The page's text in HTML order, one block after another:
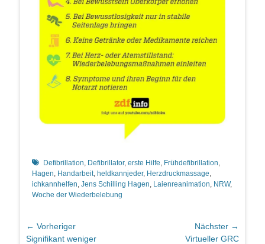
Schlagworte
Defibrillation, Defibrillator, erste Hilfe, Frühdefibrillation,
Hagen, Handarbeit, heldkannjeder, Herzdruckmassage,
ichkannhelfen, Jens Schilling Hagen, Laienreanimation, NRW,
Woche der Wiederbelebung
Beitragsnavigation
← Vorheriger
Vorheriger
Signifikant weniger
Nächster →
Virtueller GRC